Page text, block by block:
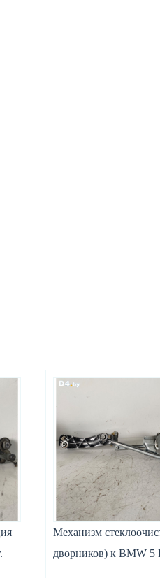
Механизм
дворников) к BMW 5